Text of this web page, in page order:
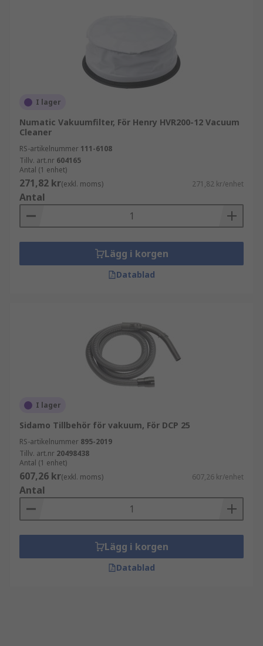
I lager
Numatic Vakuumfilter, För Henry HVR200-12 Vacuum
Cleaner
RS-artikelnummer 111-6108
Tillv. art.nr 604165
Antal (1 enhet)
271,82 kr(exkl. moms) 271,82 kr/enhet
Antal
Lägg i korgen
Datablad
I lager
Sidamo Tillbehör för vakuum, För DCP 25
RS-artikelnummer 895-2019
Tillv. art.nr 20498438
Antal (1 enhet)
607,26 kr(exkl. moms) 607,26 kr/enhet
Antal
Lägg i korgen
Datablad